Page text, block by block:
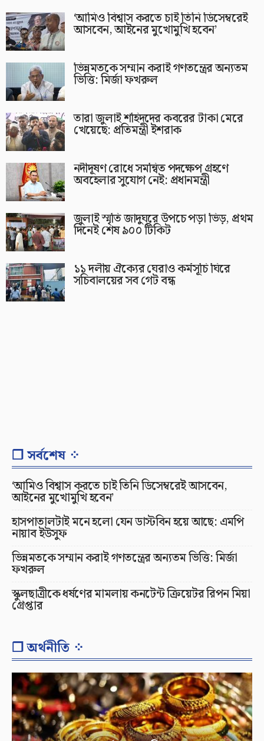
‘আমিও বিশ্বাস করতে চাই তিনি ডিসেম্বরেই
আসবেন, আইনের মুখোমুখি হবেন’
ভিন্নমতকে সম্মান করাই গণতন্ত্রের অন্যতম
ভিত্তি: মির্জা ফখরুল
তারা জুলাই শহিদদের কবরের টাকা মেরে
খেয়েছে: প্রতিমন্ত্রী ইশরাক
নদীদূষণ রোধে সমন্বিত পদক্ষেপ গ্রহণে
অবহেলার সুযোগ নেই: প্রধানমন্ত্রী
জুলাই স্মৃতি জাদুঘরে উপচে পড়া ভিড়, প্রথম
দিনেই শেষ ৯০০ টিকিট
১১ দলীয় ঐক্যের ঘেরাও কর্মসূচি ঘিরে
সচিবালয়ের সব গেট বন্ধ
❐ সর্বশেষ ⁘
‘আমিও বিশ্বাস করতে চাই তিনি ডিসেম্বরেই আসবেন,
আইনের মুখোমুখি হবেন’
হাসপাতালটাই মনে হলো যেন ডাস্টবিন হয়ে আছে: এমপি
নায়াব ইউসুফ
ভিন্নমতকে সম্মান করাই গণতন্ত্রের অন্যতম ভিত্তি: মির্জা
ফখরুল
স্কুলছাত্রীকে ধর্ষণের মামলায় কনটেন্ট ক্রিয়েটর রিপন মিয়া
গ্রেপ্তার
❐ অর্থনীতি ⁘